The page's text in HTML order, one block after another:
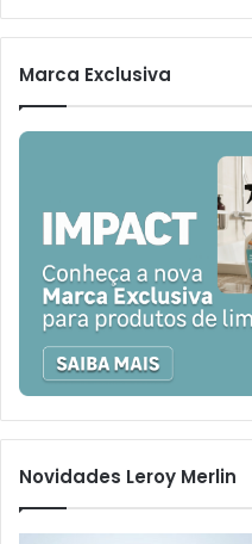
Marca Exclusiva
Novidades Leroy Merlin